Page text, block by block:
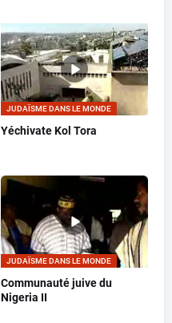
JUDAÏSME DANS LE MONDE
Yéchivate Kol Tora
JUDAÏSME DANS LE MONDE
Communauté juive du
Nigeria II